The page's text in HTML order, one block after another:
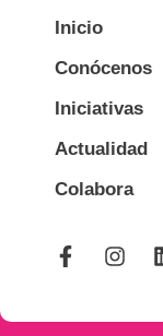
Inicio
Conócenos
Iniciativas
Actualidad
Colabora